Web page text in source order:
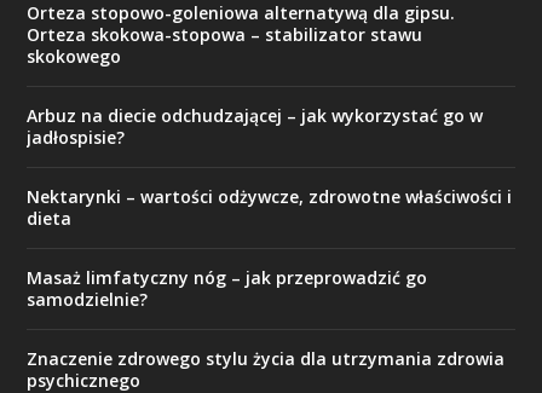
Orteza stopowo-goleniowa alternatywą dla gipsu.
Orteza skokowa-stopowa – stabilizator stawu
skokowego
Arbuz na diecie odchudzającej – jak wykorzystać go w
jadłospisie?
Nektarynki – wartości odżywcze, zdrowotne właściwości i
dieta
Masaż limfatyczny nóg – jak przeprowadzić go
samodzielnie?
Znaczenie zdrowego stylu życia dla utrzymania zdrowia
psychicznego